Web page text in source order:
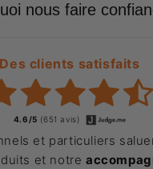
nous faire
Des clients satisfaits
4.6/5 (651 avis)
et particuliers
et notre